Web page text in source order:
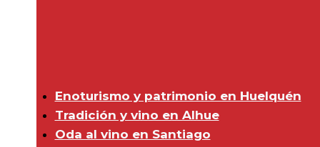
Enoturismo y patrimonio en Huelquén
Tradición y vino en Alhue
Oda al vino en Santiago